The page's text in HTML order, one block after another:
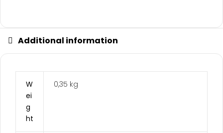
Additional information
W
ei
g
ht
0,35 kg